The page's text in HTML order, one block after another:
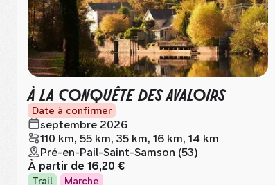
À LA CONQUÊTE DES AVALOIRS
Date à confirmer
septembre 2026
110 km, 55 km, 35 km, 16 km, 14 km
Pré-en-Pail-Saint-Samson (53)
À partir de 16,20 €
Trail Marche